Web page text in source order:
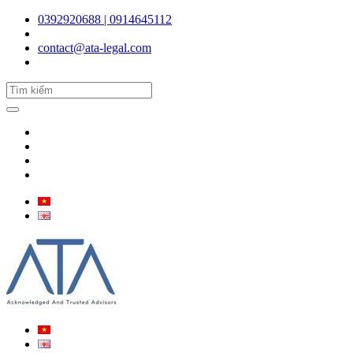
0392920688 | 0914645112
contact@ata-legal.com